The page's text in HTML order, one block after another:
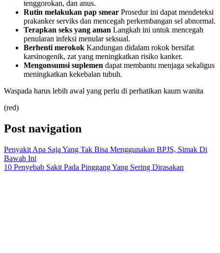
tenggorokan, dan anus.
Rutin melakukan pap smear Prosedur ini dapat mendeteksi
prakanker serviks dan mencegah perkembangan sel abnormal.
Terapkan seks yang aman Langkah ini untuk mencegah
penularan infeksi menular seksual.
Berhenti merokok Kandungan didalam rokok bersifat
karsinogenik, zat yang meningkatkan risiko kanker.
Mengonsumsi suplemen dapat membantu menjaga sekaligus
meningkatkan kekebalan tubuh.
Waspada harus lebih awal yang perlu di perhatikan kaum wanita
(red)
Post navigation
Penyakit Apa Saja Yang Tak Bisa Menggunakan BPJS, Simak Di
Bawah Ini
10 Penyebab Sakit Pada Pinggang Yang Sering Dirasakan